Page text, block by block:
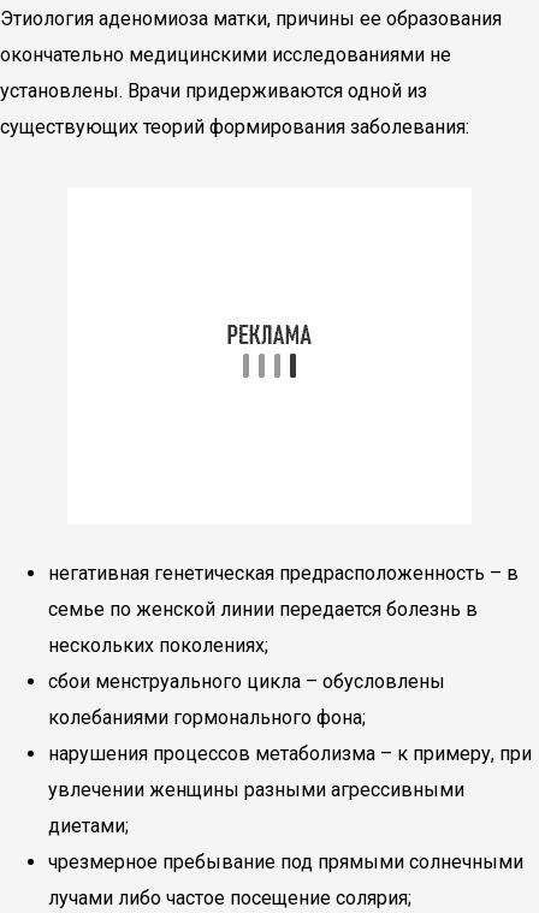
Этиология аденомиоза матки, причины ее образования
окончательно медицинскими исследованиями не
установлены. Врачи придерживаются одной из
существующих теорий формирования заболевания:
негативная генетическая предрасположенность – в
семье по женской линии передается болезнь в
нескольких поколениях;
сбои менструального цикла – обусловлены
колебаниями гормонального фона;
нарушения процессов метаболизма – к примеру, при
увлечении женщины разными агрессивными
диетами;
чрезмерное пребывание под прямыми солнечными
лучами либо частое посещение солярия;